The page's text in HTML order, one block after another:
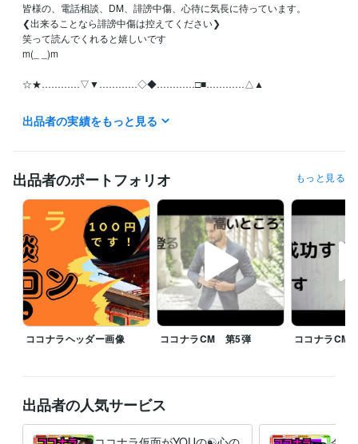
皆様の、電話相談、DM、誹謗中傷、心待に気長に待っています。
❮出来ることなら誹謗中傷は控えてください❯
笑って読んでくれると嬉しいです
m(_ _)m
☆★…………▽▼…………◇◆…………□■…………△▲
月曜日~日曜日の全ての日にちの待機中の時はご利用可能です。
お休みさせていただくときは受付休止にします。！Σ(×_×;)!
で！待機中時間、お気軽にどうぞ
離席中、対応中の時は他の皆様のDMの連絡が遅れることがありますが、
必ずDM連絡致しますので不快な気持ちには限りなくさせないつもりで
す。
【怒り、憎しみ、復讐心、嫉妬・・・etc】
真心のこもった精神で頑張りますm(_ _)m
☆★…………▽▼…………◇◆…………□■…………△▲
♥♦寂しい、悩みがある、聞いてほしい事がある方DMください
♦♥このスケジュール見て何か思った方はDMください、スゴい、素晴らし
い、キモい、ウザい、土に埋もれてしまえ！・・・・etc
出品者の実績をもっと見る
出品者のポートフォリオ もっと見る
ココナラヘッダー画像 ココナラCM 第5弾 ココナラCM
出品者の人気サービス